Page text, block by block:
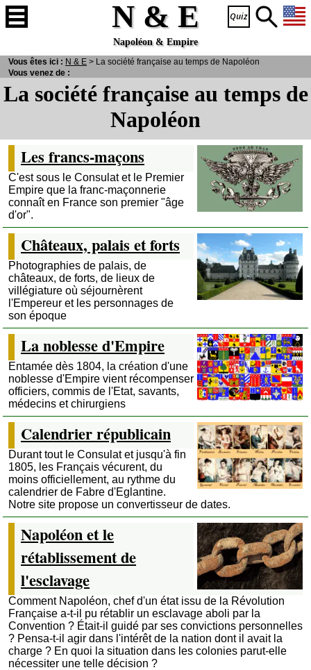
N & E
Napoléon & Empire
La société française au temps de
Napoléon
Les francs-maçons
C'est sous le Consulat et le Premier
Empire que la franc-maçonnerie
connaît en France son premier "âge
d'or".
Châteaux, palais et forts
Photographies de palais, de
châteaux, de forts, de lieux de
villégiature où séjournèrent
l'Empereur et les personnages de
son époque
La noblesse d'Empire
Entamée dès 1804, la création d'une
noblesse d'Empire vient récompenser
officiers, commis de l'Etat, savants,
médecins et chirurgiens
Calendrier républicain
Durant tout le Consulat et jusqu'à fin
1805, les Français vécurent, du
moins officiellement, au rythme du
calendrier de Fabre d'Eglantine.
Notre site propose un convertisseur de dates.
Napoléon et le
rétablissement de
l'esclavage
Comment Napoléon, chef d'un état issu de la Révolution
Française a-t-il pu rétablir un esclavage aboli par la
Convention ? Était-il guidé par ses convictions personnelles
? Pensa-t-il agir dans l'intérêt de la nation dont il avait la
charge ? En quoi la situation dans les colonies parut-elle
nécessiter une telle décision ?
Vous êtes ici : N & E > La société française au temps de Napoléon
Vous venez de :